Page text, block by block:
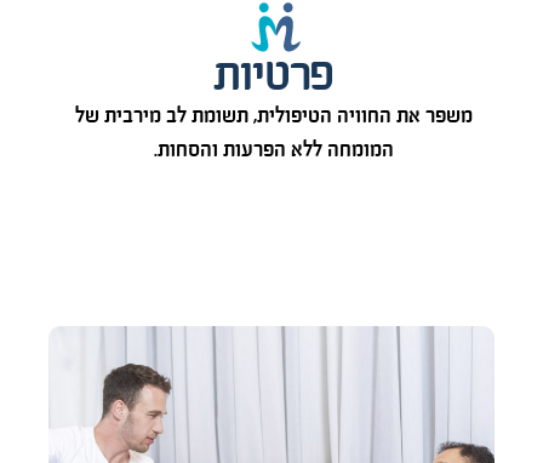
פרטיות
משפר את החוויה הטיפולית, תשומת לב מירבית של
המומחה ללא הפרעות והסחות.